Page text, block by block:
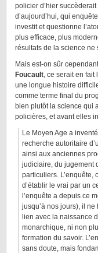
policier d’hier
d’aujourd’hui, qui
investit et questionne
plus efficace, plus
résultats de la science
Mais est-on sûr
Foucault, ce serait en fait
une longue histoire
comme terme final du
bien plutôt la science qui
policières, et avant elles
Le Moyen Age a
recherche autoritaire
ainsi aux anciennes
judiciaire, du jugement
particuliers. L’enquête,
d’établir le vrai par un
l’enquête a depuis ce
jusqu’à nos jours), il
lien avec la naissance
monarchique, ni non
formation du savoir.
sans doute, mais